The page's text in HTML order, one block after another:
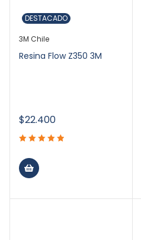
DESTACADO
3M Chile
Resina Flow Z350 3M
$22.400